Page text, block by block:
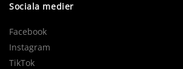
Sociala medier
Facebook
Instagram
TikTok